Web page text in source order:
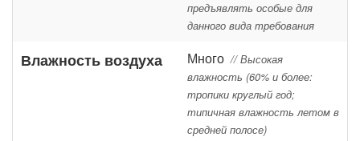
предъявлять особые для
данного вида требования
Влажность воздуха Много // Высокая
влажность (60% и более:
тропики круглый год;
типичная влажность летом в
средней полосе)